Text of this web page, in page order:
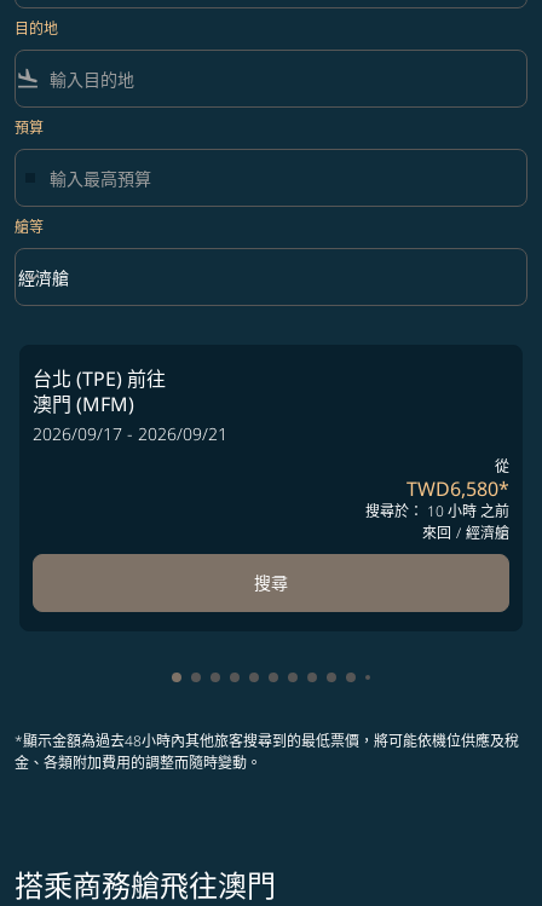
目的地
flight_land
預算
艙等
艙等 option 經濟艙 Selected
經濟艙
keyboard_arrow_down
台北 (TPE)前往
澳門 (MFM)
2026/09/17 - 2026/09/21
從
TWD6,580*
搜尋於： 10 小時 之前
來回 / 經濟艙
搜尋
顯示 cmp-pagination-showing-card 1
顯示 cmp-pagination-showing-card 2
顯示 cmp-pagination-showing-card
顯示 cmp-pagination-showing-
顯示 cmp-pagination-showing-
顯示 cmp-pagination-
顯示 cmp-pagination-
顯示 cmp-pagination-
顯示 cmp-pagination-
顯示 cmp-
*顯示金額為過去48小時內其他旅客搜尋到的最低票價，將可能依機位供應及稅
金、各類附加費用的調整而隨時變動。
搭乘商務艙飛往澳門